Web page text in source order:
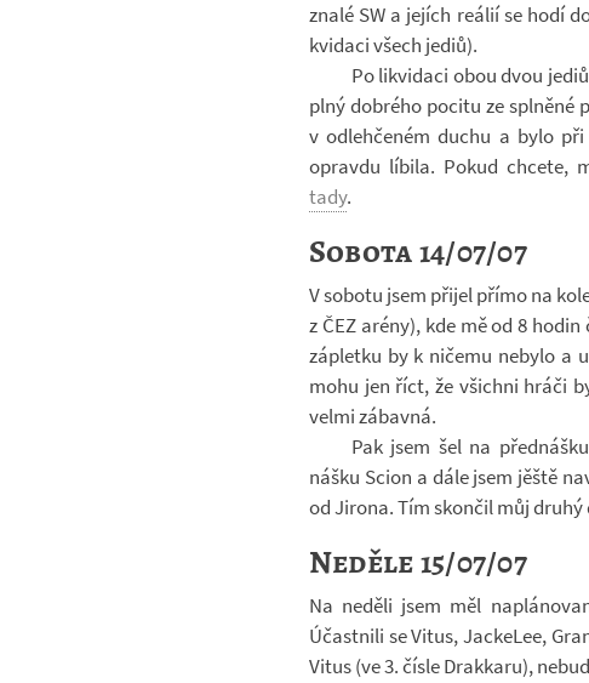
znalé SW a je­jích re­á­lií se hodí
kvi­daci všech jediů).
Po li­kvi­daci obou dvou
plný dob­rého po­citu ze spl­něné
v od­leh­če­ném duchu a bylo
opravdu lí­bila. Pokud chcete,
tady.
Sobota 14/07/07
V so­botu jsem při­jel přímo na
z ČEZ arény), kde mě od 8
zá­pletku by k ni­čemu ne­bylo a
mohu jen říct, že všichni hráči
velmi zá­bavná.
Pak jsem šel na
nášku Scion a dále jsem jěště
od Ji­rona. Tím skon­čil můj druhý
Neděle 15/07/07
Na ne­děli jsem měl
Účast­nili se Vitus, Jacke­Lee,
Vitus (ve 3. čísle Drak­karu),